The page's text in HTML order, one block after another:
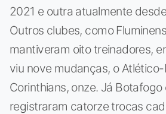
2021 e outra atualmente
Outros clubes, como
mantiveram oito treinadores,
viu nove mudanças, o
Corinthians, onze. Já Botafogo
registraram catorze trocas